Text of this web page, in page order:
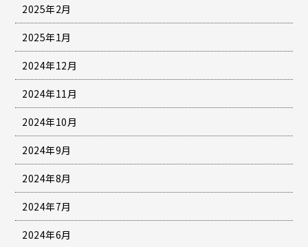
2025年2月
2025年1月
2024年12月
2024年11月
2024年10月
2024年9月
2024年8月
2024年7月
2024年6月